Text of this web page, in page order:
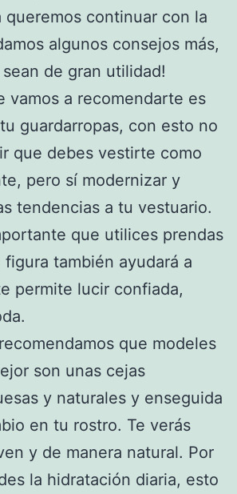
queremos continuar con la
algunos consejos más,
sean de gran utilidad!
vamos a recomendarte es
guardarropas, con esto no
que debes vestirte como
pero sí modernizar y
tendencias a tu vestuario.
que utilices prendas
también ayudará a
permite lucir confiada,
que modeles
son unas cejas
y naturales y enseguida
en tu rostro. Te verás
y de manera natural. Por
la hidratación diaria, esto